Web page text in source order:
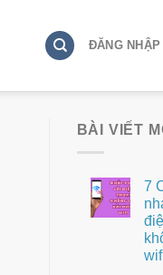
ĐĂNG
BÀI VIẾT
7